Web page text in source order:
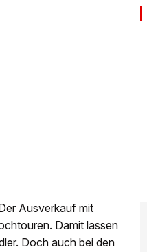
Ausverkauf mit
Damit lassen
Doch auch bei den